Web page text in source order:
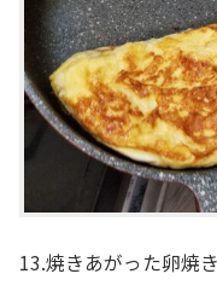
13.焼きあがった卵焼